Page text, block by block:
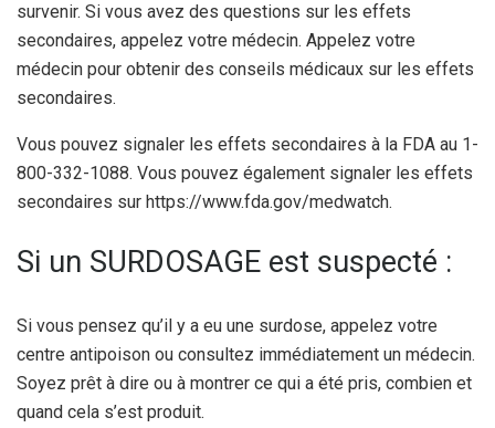
survenir. Si vous avez des questions sur les effets
secondaires, appelez votre médecin. Appelez votre
médecin pour obtenir des conseils médicaux sur les effets
secondaires.
Vous pouvez signaler les effets secondaires à la FDA au 1-
800-332-1088. Vous pouvez également signaler les effets
secondaires sur https://www.fda.gov/medwatch.
Si un SURDOSAGE est suspecté :
Si vous pensez qu’il y a eu une surdose, appelez votre
centre antipoison ou consultez immédiatement un médecin.
Soyez prêt à dire ou à montrer ce qui a été pris, combien et
quand cela s’est produit.